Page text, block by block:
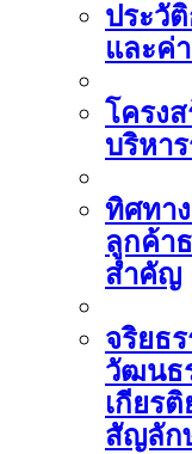
ประวั
และค่
โครง
บริหา
ทิศทา
ลูกค้า
สำคัญ
จริยธ
วัฒนธ
เกียร
สัญลัก